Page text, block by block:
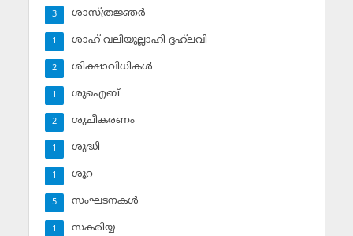
ശാസ്ത്രജ്ഞര്‍
3
ശാഹ് വലിയുല്ലാഹി ദ്ദഹ്‌ലവി
1
ശിക്ഷാവിധികള്‍
2
ശുഐബ്‌
1
ശുചീകരണം
2
ശുദ്ധി
1
ശൂറ
1
സംഘടനകള്‍
5
സകരിയ്യ
1